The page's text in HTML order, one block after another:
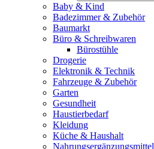
Baby & Kind
Badezimmer & Zubehör
Baumarkt
Büro & Schreibwaren
Bürostühle
Drogerie
Elektronik & Technik
Fahrzeuge & Zubehör
Garten
Gesundheit
Haustierbedarf
Kleidung
Küche & Haushalt
Nahrungsergänzungsmittel